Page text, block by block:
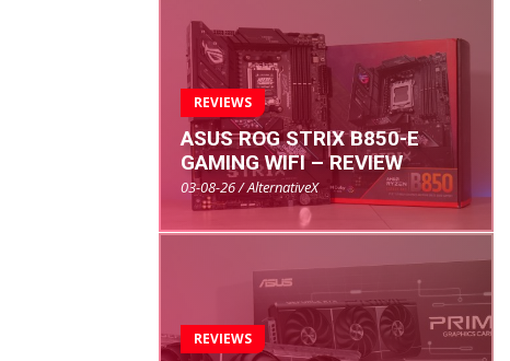
REVIEWS
ASUS ROG STRIX B850-E
GAMING WIFI – REVIEW
03-08-26 / AlternativeX
REVIEWS